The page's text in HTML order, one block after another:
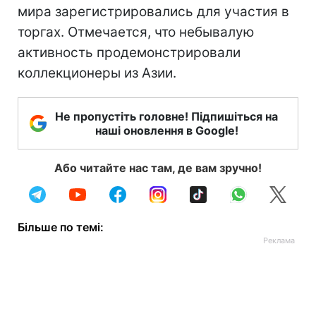
мира зарегистрировались для участия в
торгах. Отмечается, что небывалую
активность продемонстрировали
коллекционеры из Азии.
Не пропустіть головне! Підпишіться на
наші оновлення в Google!
Або читайте нас там, де вам зручно!
Більше по темі: